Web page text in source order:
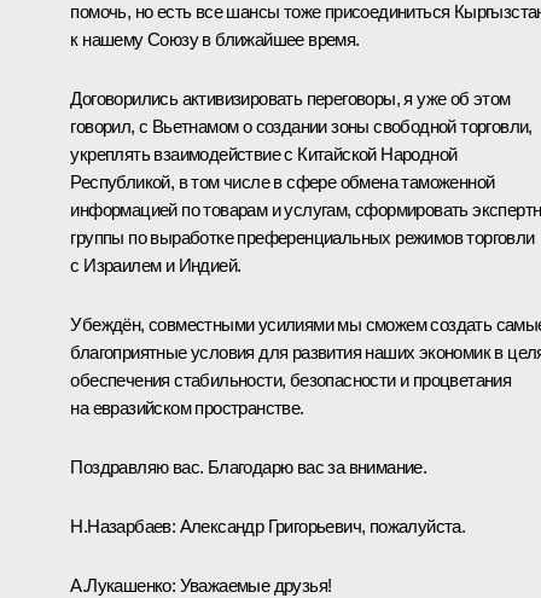
помочь, но есть все шансы тоже присоединиться
к нашему Союзу в ближайшее время.
Договорились активизировать переговоры, я уже об этом
говорил, с Вьетнамом о создании зоны свободной торговли,
укреплять взаимодействие с Китайской Народной
Республикой, в том числе в сфере обмена таможенной
информацией по товарам и услугам, сформировать
группы по выработке преференциальных режимов торговли
с Израилем и Индией.
Убеждён, совместными усилиями мы сможем создать
благоприятные условия для развития наших экономик в
обеспечения стабильности, безопасности и процветания
на евразийском пространстве.
Поздравляю вас. Благодарю вас за внимание.
Н.Назарбаев: Александр Григорьевич, пожалуйста.
А.Лукашенко: Уважаемые друзья!